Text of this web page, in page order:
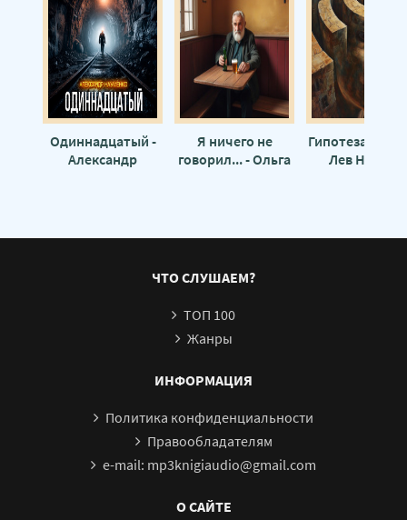
Одиннадцатый -
Александр
Я ничего не
говорил... - Ольга
Гипотеза
Лев Наумов
ЧТО СЛУШАЕМ?
ТОП 100
Жанры
ИНФОРМАЦИЯ
Политика конфиденциальности
Правообладателям
e-mail: mp3knigiaudio@gmail.com
О САЙТЕ